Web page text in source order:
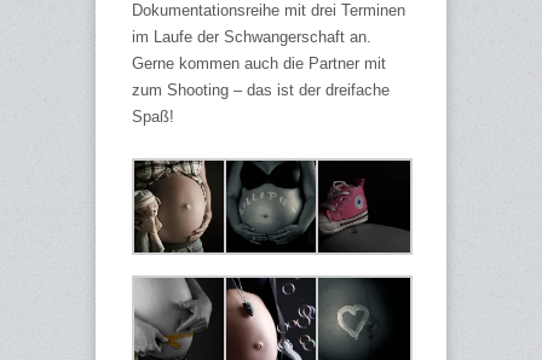
Dokumentationsreihe mit drei Terminen
im Laufe der Schwangerschaft an.
Gerne kommen auch die Partner mit
zum Shooting – das ist der dreifache
Spaß!